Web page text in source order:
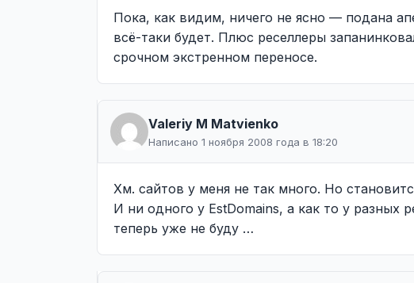
Пока, как видим, ничего не ясно — подана
всё-таки будет. Плюс реселлеры
срочном экстренном переносе.
Valeriy M Matvienko
Написано 1 ноября 2008 года в 18:20
Хм. сайтов у меня не так много. Но
И ни одного у EstDomains, а как то у разных
теперь уже не буду …